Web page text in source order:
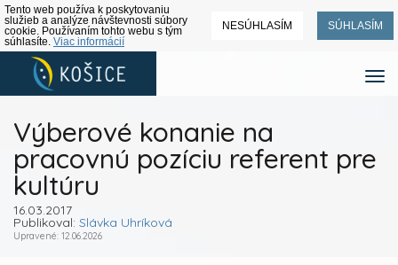
Tento web používa k poskytovaniu
služieb a analýze návštevnosti súbory
cookie. Používaním tohto webu s tým
súhlasíte. Viac informácií
NESÚHLASÍM SÚHLASÍM
Výberové konanie na
pracovnú pozíciu referent pre
kultúru
16.03.2017
Publikoval: Slávka Uhríková
Upravené: 12.06.2026